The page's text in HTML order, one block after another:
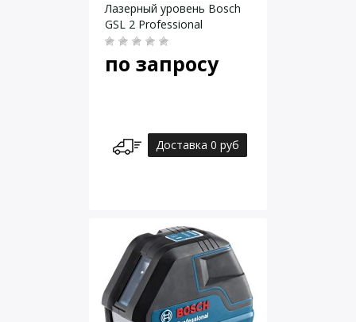
Лазерный уровень Bosch
GSL 2 Professional
по запросу
Доставка 0 руб